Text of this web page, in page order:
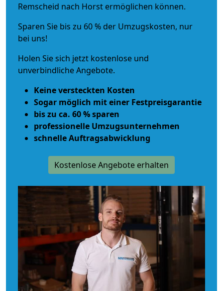
Remscheid nach Horst ermöglichen können.
Sparen Sie bis zu 60 % der Umzugskosten, nur
bei uns!
Holen Sie sich jetzt kostenlose und
unverbindliche Angebote.
Keine versteckten Kosten
Sogar möglich mit einer Festpreisgarantie
bis zu ca. 60 % sparen
professionelle Umzugsunternehmen
schnelle Auftragsabwicklung
Kostenlose Angebote erhalten